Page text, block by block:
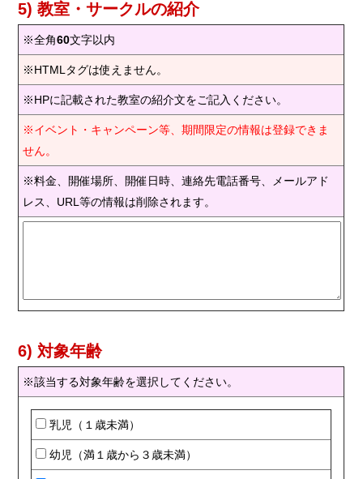
5) 教室・サークルの紹介
※全角60文字以内
※HTMLタグは使えません。
※HPに記載された教室の紹介文をご記入ください。
※イベント・キャンペーン等、期間限定の情報は登録できま
せん。
※料金、開催場所、開催日時、連絡先電話番号、メールアド
レス、URL等の情報は削除されます。
6) 対象年齢
※該当する対象年齢を選択してください。
乳児（１歳未満）
幼児（満１歳から３歳未満）